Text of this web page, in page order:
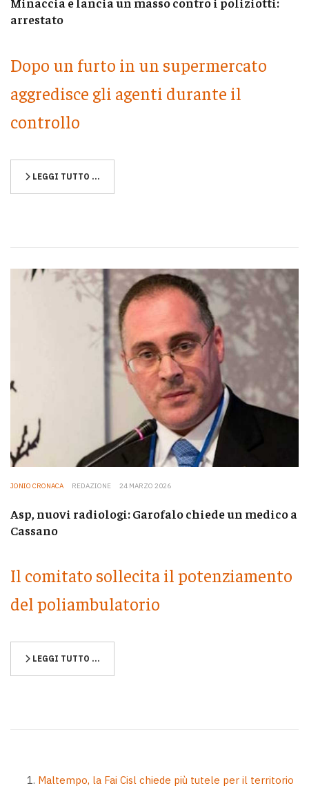
arrestato
Dopo un furto in un supermercato
aggredisce gli agenti durante il
controllo
LEGGI TUTTO …
JONIO CRONACA REDAZIONE 24 MARZO 2026
Asp, nuovi radiologi: Garofalo chiede un medico a
Cassano
Il comitato sollecita il potenziamento
del poliambulatorio
LEGGI TUTTO …
Maltempo, la Fai Cisl chiede più tutele per il territorio